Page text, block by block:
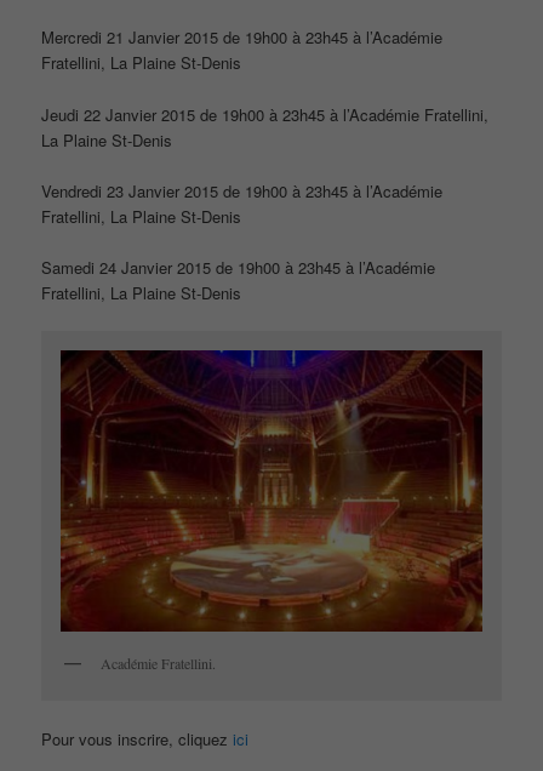
Mercredi 21 Janvier 2015 de 19h00 à 23h45 à l’Académie
Fratellini, La Plaine St-Denis
Jeudi 22 Janvier 2015 de 19h00 à 23h45 à l’Académie Fratellini,
La Plaine St-Denis
Vendredi 23 Janvier 2015 de 19h00 à 23h45 à l’Académie
Fratellini, La Plaine St-Denis
Samedi 24 Janvier 2015 de 19h00 à 23h45 à l’Académie
Fratellini, La Plaine St-Denis
Académie Fratellini.
Pour vous inscrire, cliquez ici